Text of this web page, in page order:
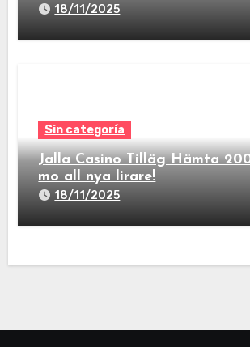
18/11/2025
Sin categoría
Jalla Casino Tilläg Hämta
mo all nya lirare!
18/11/2025